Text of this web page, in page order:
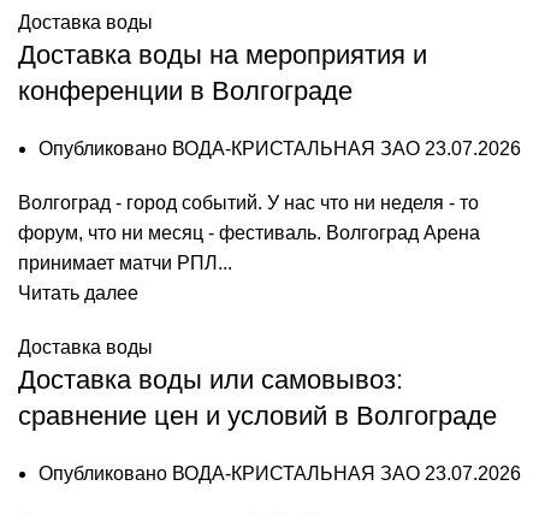
Доставка воды
Доставка воды на мероприятия и
конференции в Волгограде
Опубликовано ВОДА-КРИСТАЛЬНАЯ ЗАО 23.07.2026
Волгоград - город событий. У нас что ни неделя - то
форум, что ни месяц - фестиваль. Волгоград Арена
принимает матчи РПЛ...
Читать далее
Доставка воды
Доставка воды или самовывоз:
сравнение цен и условий в Волгограде
Опубликовано ВОДА-КРИСТАЛЬНАЯ ЗАО 23.07.2026